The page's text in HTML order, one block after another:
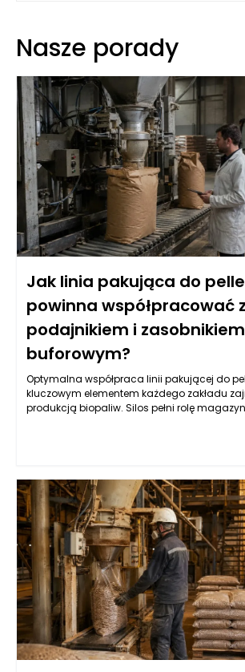
Nasze porady
Jak linia pakująca do
powinna współpracować
podajnikiem i zasobnikiem
buforowym?
Optymalna współpraca linii pakującej do
kluczowym elementem każdego zakładu
produkcją biopaliw. Silos pełni rolę
produkcji. Właściwa konstrukcja silosu, w
oraz system wentylacji, ma ogromny
składowanych pelletów. Wydajność linii
bowiem zależna od regularności i
surowców. Kluczowym elementem w tym
systemy wyciągu, które powinny skutecznie
pellet z silosu do następnego etapu
jednocześnie utratę materiału i
poziom ciśnienia.